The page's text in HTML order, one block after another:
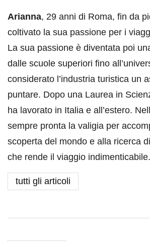
Arianna, 29 anni di Roma, fin da
coltivato la sua passione per i
La sua passione è diventata poi
dalle scuole superiori fino
considerato l’industria turistica un
puntare. Dopo una Laurea in
ha lavorato in Italia e all’estero.
sempre pronta la valigia per
scoperta del mondo e alla ricerca
che rende il viaggio indimenticabile.
tutti gli articoli